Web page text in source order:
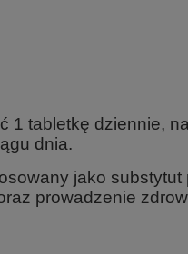
1 tabletkę dziennie,
dnia.
jako
prowadzenie